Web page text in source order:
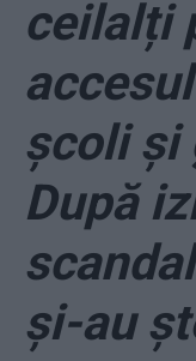
ceilalți
școli și
După
și-au